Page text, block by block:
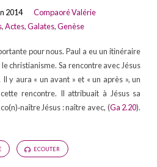
2014
Compaoré Valérie
,Actes,Galates,Genèse
pour nous. Paul a eu un itinéraire
christianisme. Sa rencontre avec Jésus
y aura « un avant » et « un après », un
rencontre. Il attribuait à Jésus sa
Jésus : naître avec, (Ga 2.20).
ECOUTER